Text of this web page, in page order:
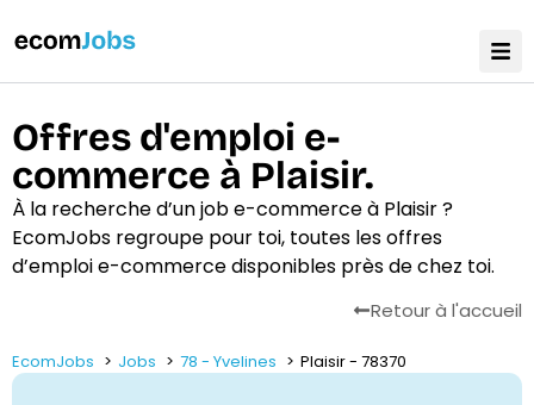
Offres d'emploi e-
commerce à Plaisir.
À la recherche d’un job e-commerce à Plaisir ?
EcomJobs regroupe pour toi, toutes les offres
d’emploi e-commerce disponibles près de chez toi.
Retour à l'accueil
EcomJobs Jobs 78 - Yvelines Plaisir - 78370